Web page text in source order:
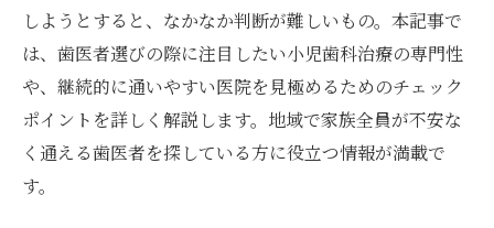
しようとすると、なかなか判断が難しいもの。本記事で
は、歯医者選びの際に注目したい小児歯科治療の専門性
や、継続的に通いやすい医院を見極めるためのチェック
ポイントを詳しく解説します。地域で家族全員が不安な
く通える歯医者を探している方に役立つ情報が満載で
す。